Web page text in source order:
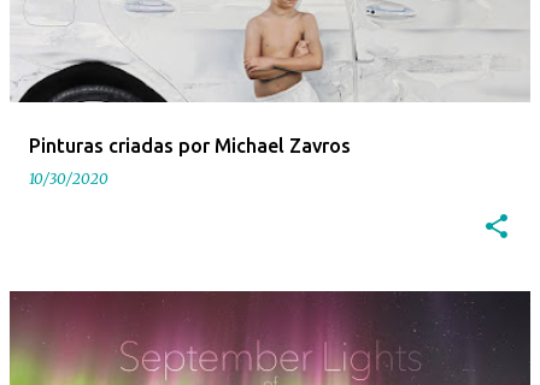
Pinturas criadas por Michael Zavros
10/30/2020